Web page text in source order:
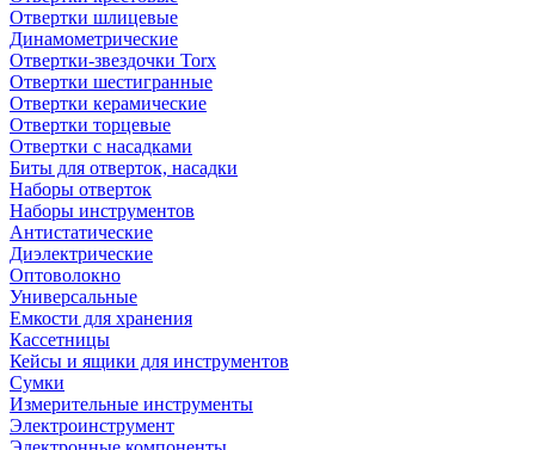
Отвертки шлицевые
Динамометрические
Отвертки-звездочки Torx
Отвертки шестигранные
Отвертки керамические
Отвертки торцевые
Отвертки с насадками
Биты для отверток, насадки
Наборы отверток
Наборы инструментов
Антистатические
Диэлектрические
Оптоволокно
Универсальные
Емкости для хранения
Кассетницы
Кейсы и ящики для инструментов
Сумки
Измерительные инструменты
Электроинструмент